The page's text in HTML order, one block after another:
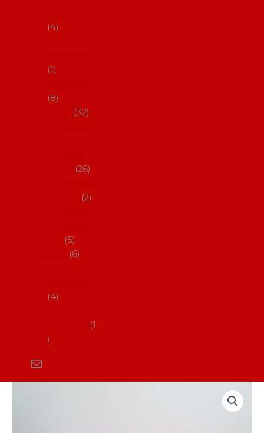
4
1
8
32
26
2
5
6
4
1